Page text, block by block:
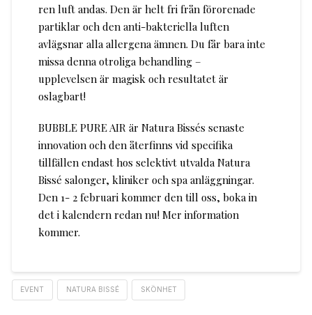
ren luft andas. Den är helt fri från förorenade
partiklar och den anti-bakteriella luften
avlägsnar alla allergena ämnen. Du får bara inte
missa denna otroliga behandling –
upplevelsen är magisk och resultatet är
oslagbart!
BUBBLE PURE AIR är Natura Bissés senaste
innovation och den återfinns vid specifika
tillfällen endast hos selektivt utvalda Natura
Bissé salonger, kliniker och spa anläggningar.
Den 1- 2 februari kommer den till oss, boka in
det i kalendern redan nu! Mer information
kommer.
EVENT NATURA BISSÉ SKÖNHET